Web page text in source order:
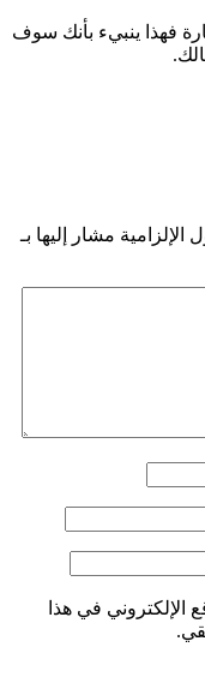
فهذا ينبيء بأنك سوف
الإلزامية مشار إليها بـ
الإلكتروني في هذا